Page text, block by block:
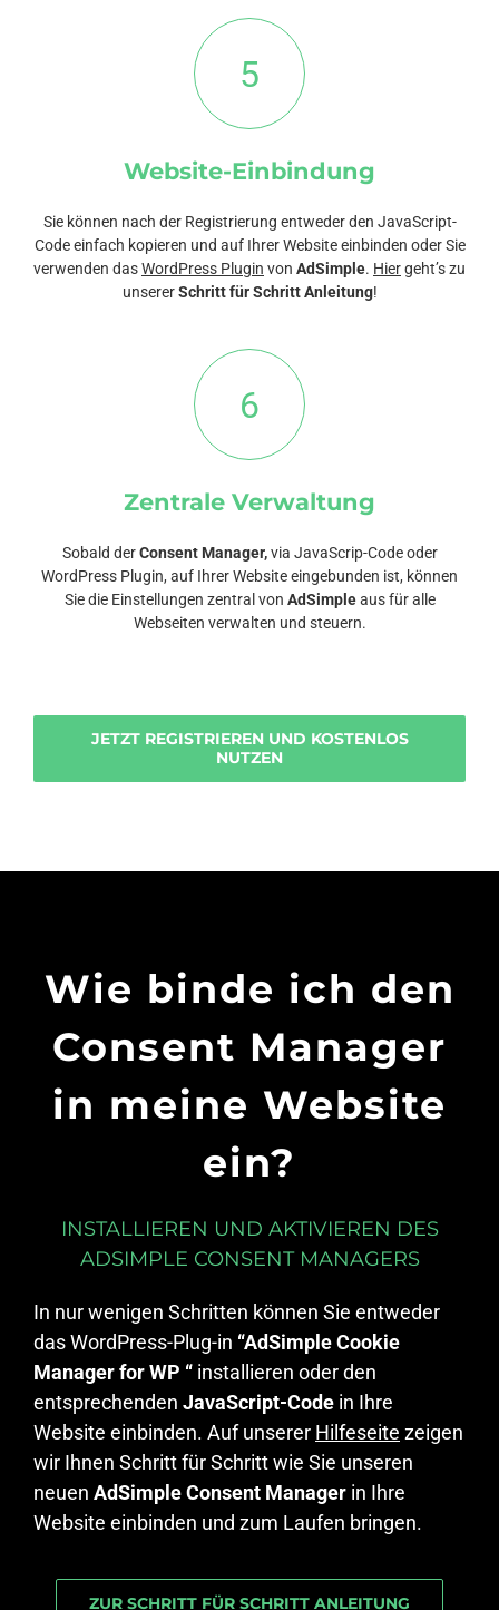
5
Website-Einbindung
Sie können nach der Registrierung entweder den JavaScript-
Code einfach kopieren und auf Ihrer Website einbinden oder Sie
verwenden dasWordPress Plugin von AdSimple. Hiergeht’s zu
unsererSchritt für Schritt Anleitung!
6
Zentrale Verwaltung
Sobald derConsent Manager,via JavaScrip-Code oder
WordPress Plugin, auf Ihrer Website eingebunden ist, können
Sie die Einstellungen zentral von AdSimpleaus für alle
Webseiten verwalten und steuern.
JETZT REGISTRIEREN UND KOSTENLOS
NUTZEN
Wie binde ich den
Consent Manager
in meine Website
ein?
INSTALLIEREN UND AKTIVIEREN DES
ADSIMPLE CONSENT MANAGERS
In nur wenigen Schritten können Sie entweder
das WordPress-Plug-in “AdSimple Cookie
Manager for WP “ installieren oder den
entsprechenden JavaScript-Code in Ihre
Website einbinden. Auf unserer Hilfeseite zeigen
wir Ihnen Schritt für Schritt wie Sie unseren
neuen AdSimple Consent Manager in Ihre
Website einbinden und zum Laufen bringen.
ZUR SCHRITT FÜR SCHRITT ANLEITUNG